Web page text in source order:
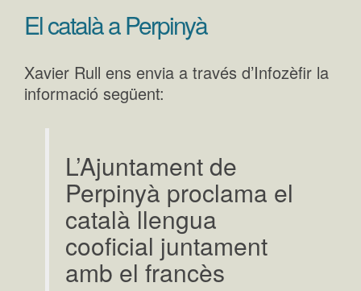
El català a Perpinyà
Xavier Rull ens envia a través d’Infozèfir la
informació següent:
L’Ajuntament de
Perpinyà proclama el
català llengua
cooficial juntament
amb el francès